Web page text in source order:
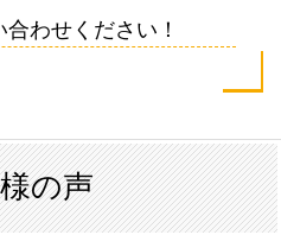
わせください！
の声